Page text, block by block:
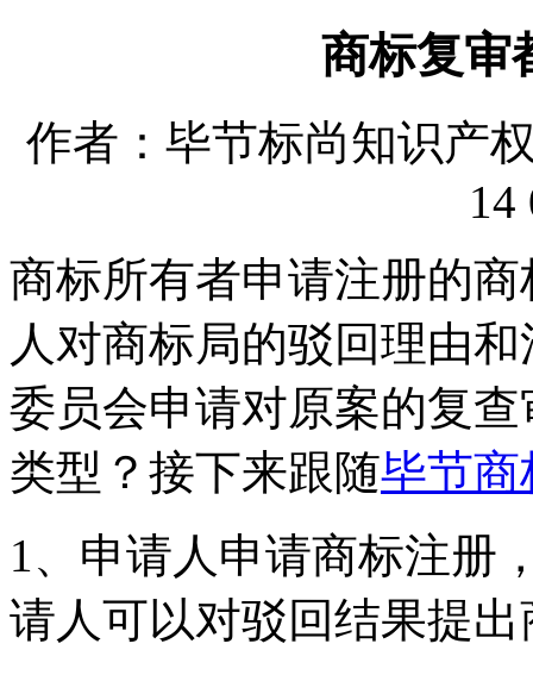
商标复审
作者：毕节标尚知识产
14
商标所有者申请注册的
人对商标局的驳回理由
委员会申请对原案的复
类型？接下来跟随毕节商
1、申请人申请商标注册
请人可以对驳回结果提